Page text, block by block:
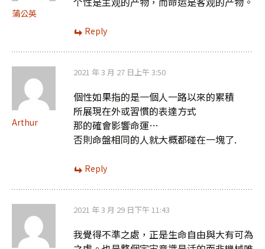
蒲公英
Reply
Arthur
2021 年 3 月 27 日上午 3:50
個性如果指的是一個人一路以來的累積
所展現在外或習慣的表達方式
那的確會影響命運…
否則命盤相同的人就大概都碰在一塊了.
Reply
2021 年 3 月 29 日下午 11:43
我覺得不準之處，正是生命自由與大有可為